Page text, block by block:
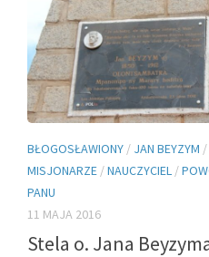
BŁOGOSŁAWIONY / JAN BEYZYM /
MISJONARZE /NAUCZYCIEL /
PANU
11 MAJA 2016
Stela o. Jana